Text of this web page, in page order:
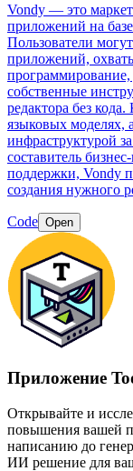
Vondy — это
приложений на
Пользователи
приложений,
программирование,
собственные
редактора без
языковых моделях,
инфраструктурой
составитель
поддержки, Vondy
создания нужного
Code Open
Приложение
Открывайте и
повышения вашей
написанию до
ИИ решение для